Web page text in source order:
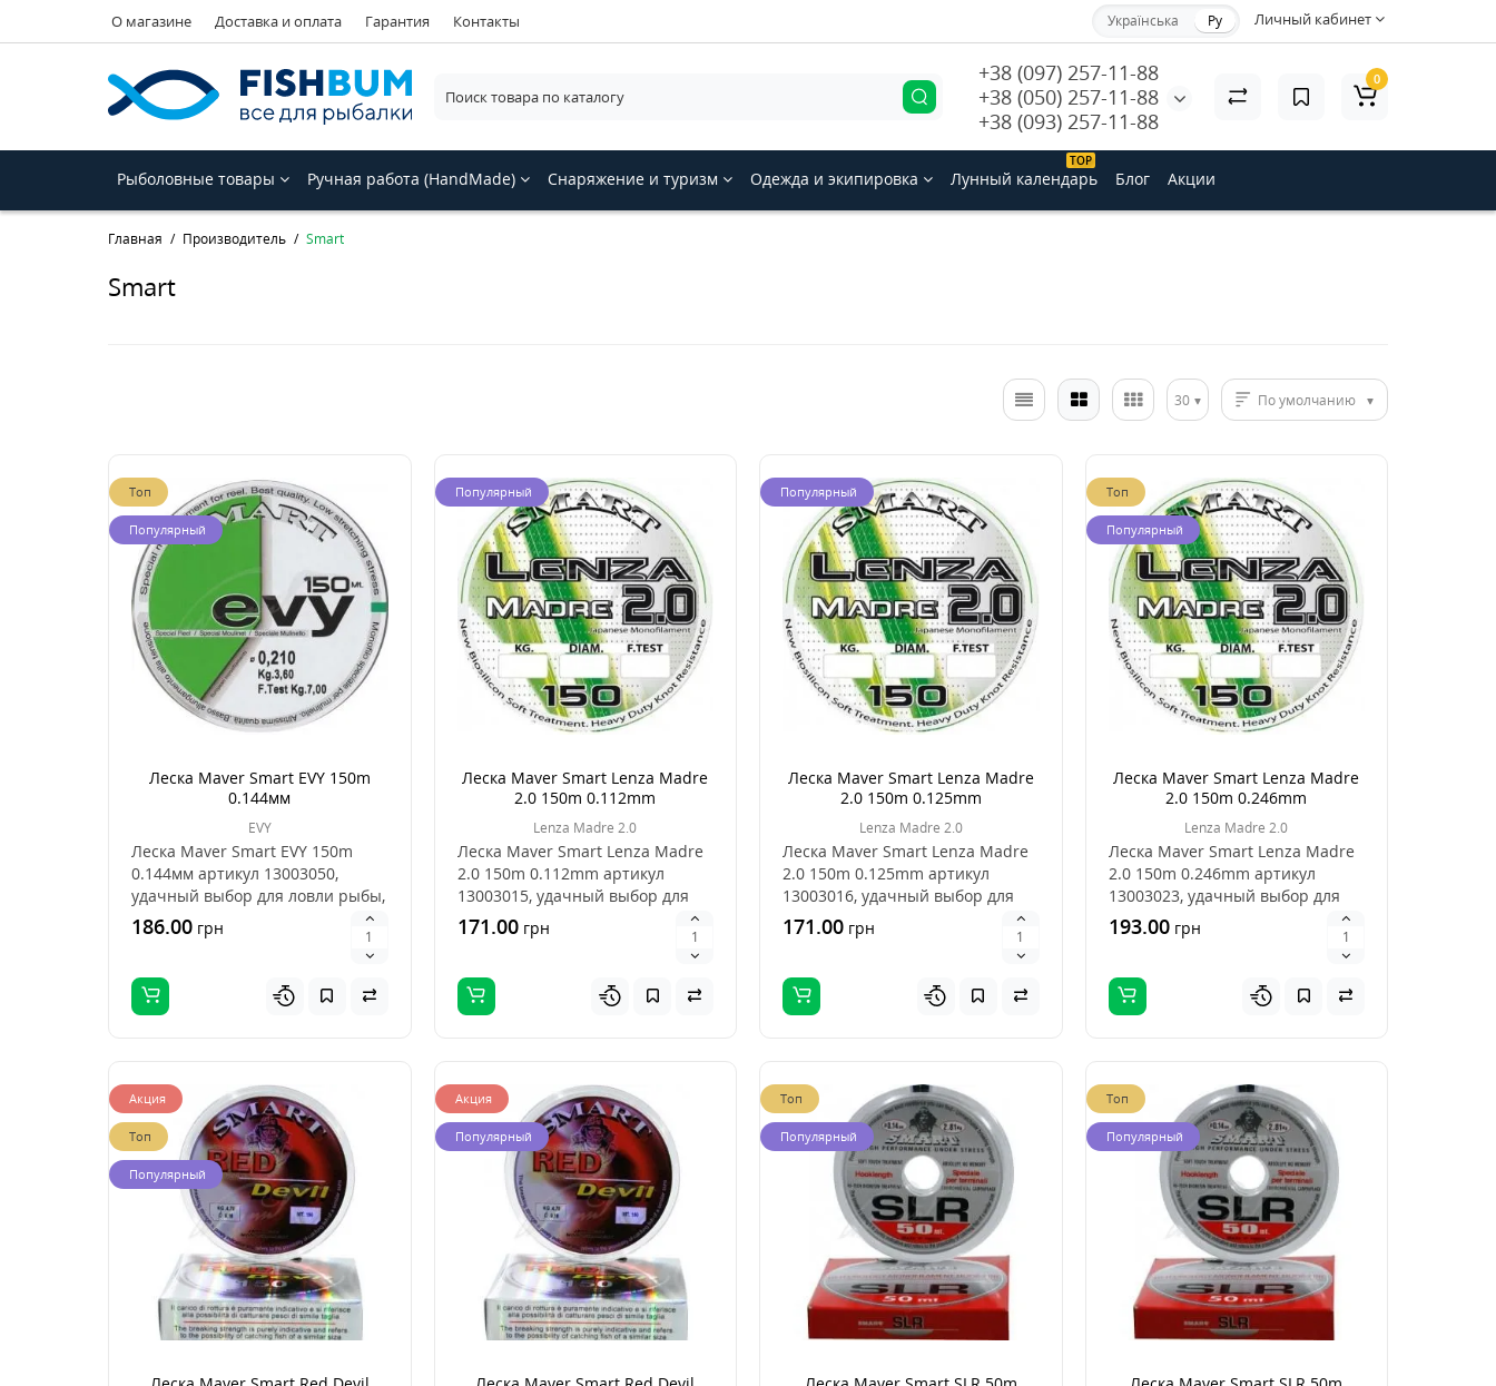
О магазине Доставка и оплата Гарантия Контакты Личный кабинет
Українська Ру
+38 (097) 257-11-88
+38 (050) 257-11-88
+38 (093) 257-11-88
0
Рыболовные товары Ручная работа (HandMade) Снаряжение и туризм Одежда и экипировка
ТОP
Лунный календарь Блог Акции
Главная Производитель Smart
Smart
30 По умолчанию
Топ
Популярный
Леска Maver Smart EVY 150m
0.144мм
EVY
Леска Maver Smart EVY 150m
0.144мм артикул 13003050,
удачный выбор для ловли рыбы,
это хорошее сочет..
186.00 грн
Популярный
Леска Maver Smart Lenza Madre
2.0 150m 0.112mm
Lenza Madre 2.0
Леска Maver Smart Lenza Madre
2.0 150m 0.112mm артикул
13003015, удачный выбор для
ловли рыбы, это х..
171.00грн
Популярный
Леска Maver Smart Lenza Madre
2.0 150m 0.125mm
Lenza Madre 2.0
Леска Maver Smart Lenza Madre
2.0 150m 0.125mm артикул
13003016, удачный выбор для
ловли рыбы, это х..
171.00 грн
Топ
Популярный
Леска Maver Smart Lenza Madre
2.0 150m 0.246mm
Lenza Madre 2.0
Леска Maver Smart Lenza Madre
2.0 150m 0.246mm артикул
13003023, удачный выбор для
ловли рыбы, это х..
193.00грн
Акция
Топ
Популярный
Акция
Популярный
Топ
Популярный
Топ
Популярный